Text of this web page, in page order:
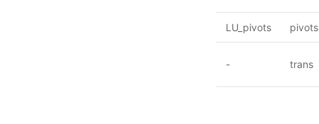
LU_pivots pivots
- trans